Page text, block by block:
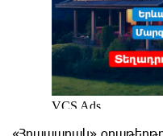
«Հրապարակ» օրաթերթը